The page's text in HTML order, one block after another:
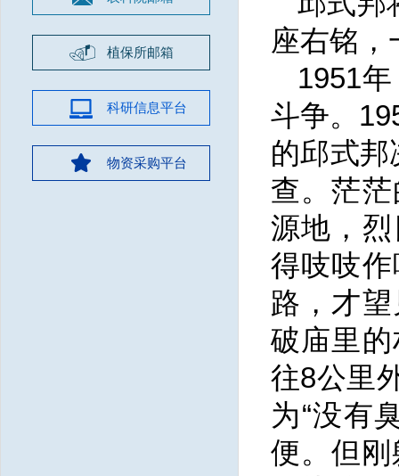
植保所邮箱
科研信息平台
物资采购平台
座右铭
1951
斗争。
的邱式邦
查。茫
源地，
得吱吱
路，才
破庙里
往8公里
为“没有
便。但